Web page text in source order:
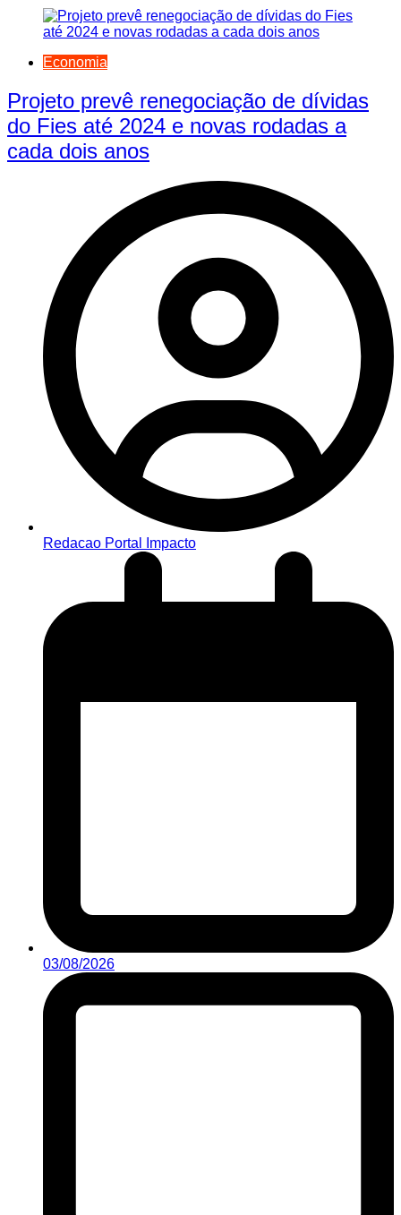
Economia
Projeto prevê renegociação de dívidas
do Fies até 2024 e novas rodadas a
cada dois anos
Redacao Portal Impacto
03/08/2026